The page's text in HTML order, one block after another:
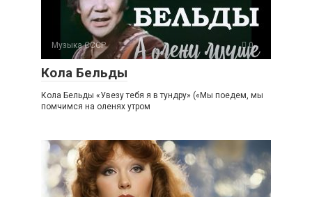
Музыка СССР 0
Кола Бельды
Кола Бельды «Увезу тебя я в тундру» («Мы поедем, мы
помчимся на оленях утром